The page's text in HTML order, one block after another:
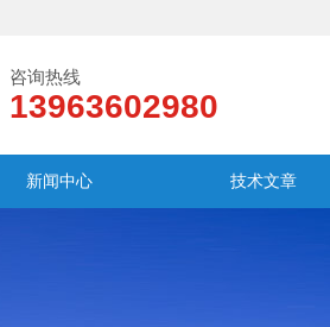
咨询热线
13963602980
新闻中心 技术文章